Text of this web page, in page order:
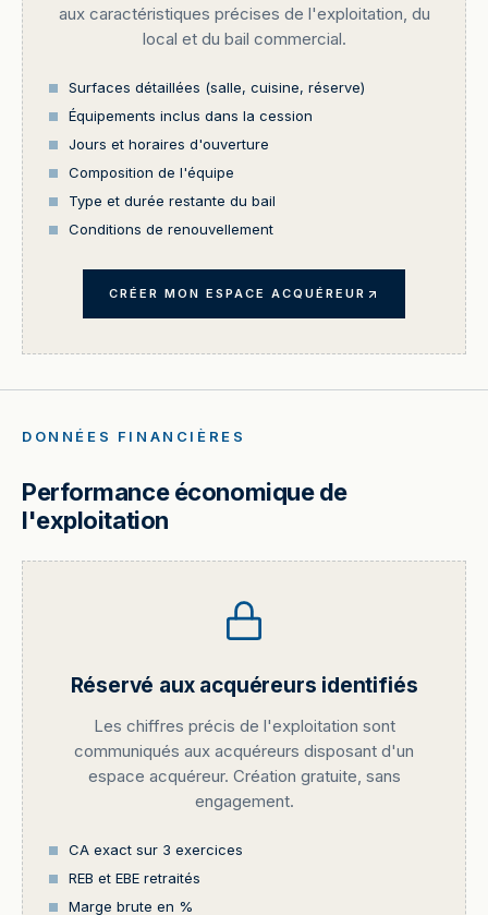
aux caractéristiques précises de l'exploitation, du
local et du bail commercial.
Surfaces détaillées (salle, cuisine, réserve)
Équipements inclus dans la cession
Jours et horaires d'ouverture
Composition de l'équipe
Type et durée restante du bail
Conditions de renouvellement
CRÉER MON ESPACE ACQUÉREUR
DONNÉES FINANCIÈRES
Performance économique de
l'exploitation
Réservé aux acquéreurs identifiés
Les chiffres précis de l'exploitation sont
communiqués aux acquéreurs disposant d'un
espace acquéreur. Création gratuite, sans
engagement.
CA exact sur 3 exercices
REB et EBE retraités
Marge brute en %